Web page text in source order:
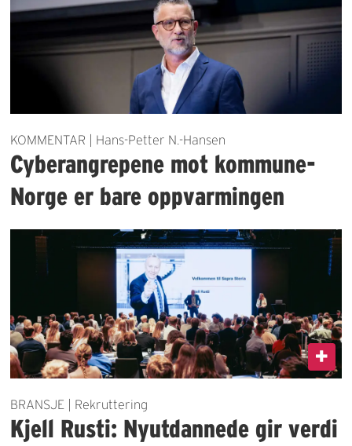
KOMMENTAR | Hans-Petter N.-Hansen
Cyberangrepene mot kommune-
Norge er bare oppvarmingen
BRANSJE | Rekruttering
Kjell Rusti: Nyutdannede gir verdi